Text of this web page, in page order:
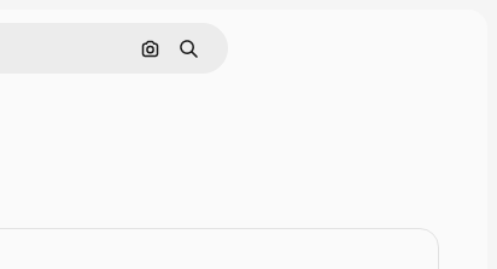
Rechercher par image
Rechercher